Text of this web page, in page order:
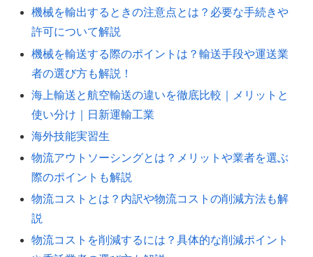
機械を輸出するときの注意点とは？必要な手続きや
許可について解説
機械を輸送する際のポイントは？輸送手段や運送業
者の選び方も解説！
海上輸送と航空輸送の違いを徹底比較｜メリットと
使い分け｜日新運輸工業
海外技能実習生
物流アウトソーシングとは？メリットや業者を選ぶ
際のポイントも解説
物流コストとは？内訳や物流コストの削減方法も解
説
物流コストを削減するには？具体的な削減ポイント